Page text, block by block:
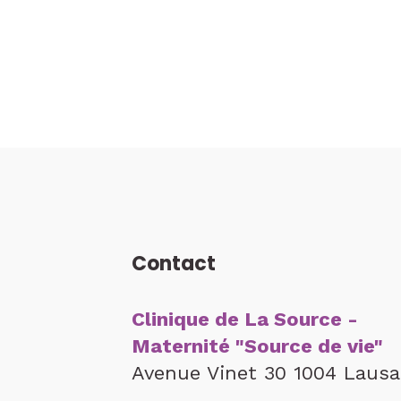
Contact
Clinique de La Source -
Maternité "Source de vie"
Avenue Vinet 30 1004